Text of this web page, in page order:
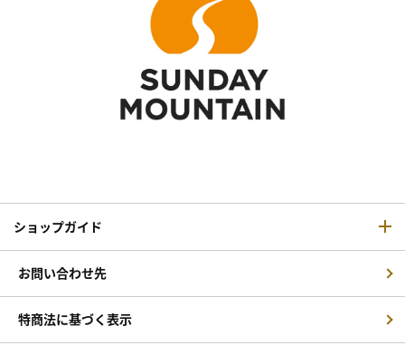
ショップガイド
お問い合わせ先
特商法に基づく表示